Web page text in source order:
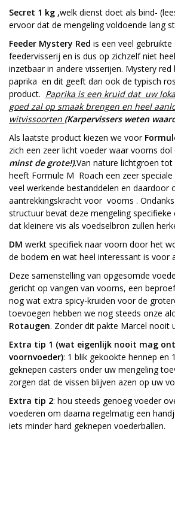
Secret 1 kg ,welk dienst doet als bind-
ervoor dat de mengeling voldoende lang
Feeder Mystery Red is een veel
feedervisserij en is dus op zichzelf niet
inzetbaar in andere visserijen. Mystery red
paprika en dit geeft dan ook de typisch
product. Paprika is een kruid dat uw
goed zal op smaak brengen en heel
witvissoorten (Karpervissers weten
Als laatste product kiezen we voor
zich een zeer licht voeder waar voorns dol
minst de grote!).Van nature lichtgroen tot
heeft Formule M Roach een zeer speciale
veel werkende bestanddelen en daardoor
aantrekkingskracht voor voorns .
structuur bevat deze mengeling
dat kleinere vis als voedselbron zullen
DM werkt specifiek naar voorn door het
de bodem en wat heel interessant is voor
Deze samenstelling van opgesomde
gericht op vangen van voorns, een
nog wat extra spicy-kruiden voor de
toevoegen hebben we nog steeds onze
Rotaugen. Zonder dit pakte Marcel nooit
Extra tip 1 (wat eigenlijk nooit mag
voornvoeder): 1 blik gekookte hennep en
geknepen casters onder uw mengeling
zorgen dat de vissen blijven azen op uw
Extra tip 2: hou steeds genoeg voeder
voederen om daarna regelmatig een
iets minder hard geknepen voederballen.